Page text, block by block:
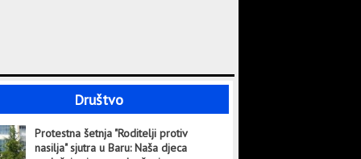
Društvo
Protestna šetnja "Roditelji protiv
nasilja" sjutra u Baru: Naša djeca